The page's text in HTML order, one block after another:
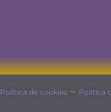
Política de cookies – Política